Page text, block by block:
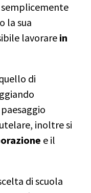
la sua
lavorare in
di
inoltre si
e il
di scuola